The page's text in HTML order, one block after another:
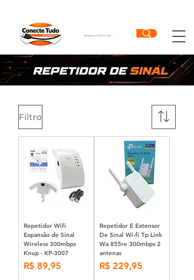
Filtro
Repetidor Wifi
Expansão de Sinal
Wireless 300mbps
Knup - KP-3007
Preço
R$ 89,95
Repetidor E Extensor
De Sinal Wi-fi Tp Link
Wa 855re 300mbps 2
antenas
Preço
R$ 229,95